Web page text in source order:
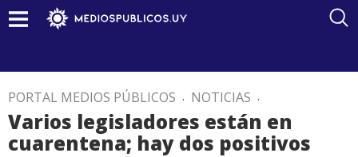
PORTAL MEDIOS PÚBLICOS . NOTICIAS .
Varios legisladores están en
cuarentena; hay dos positivos